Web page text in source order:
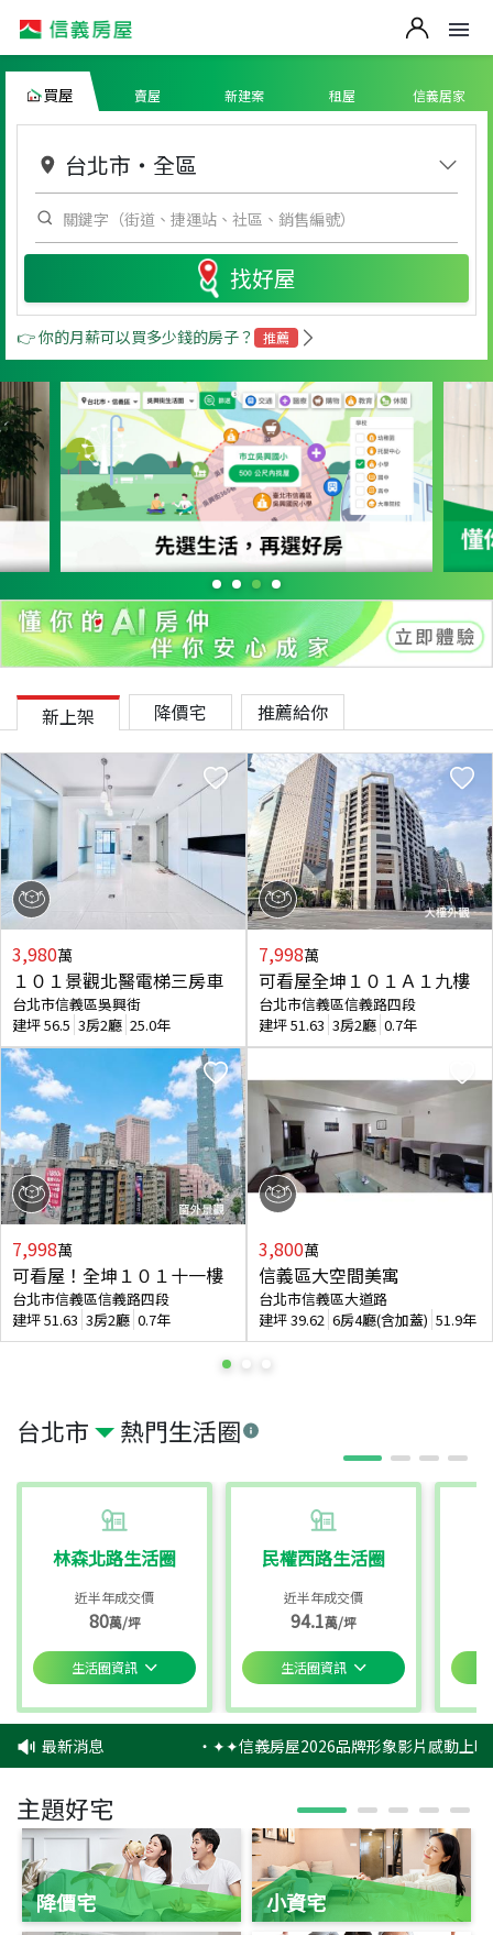
買屋 賣屋 新建案 租屋 信義居家
台北市 ・ 全區
找好屋
👉 你的月薪可以買多少錢的房子？ 推薦
台北市 熱門生活圈
林森北路生活圈
近半年成交價
80萬/坪
生活圈資訊
民權西路生活圈
近半年成交價
94.1萬/坪
生活圈資訊
新上架 降價宅 推薦給你
3,980萬
１０１景觀北醫電梯三房車
台北市信義區吳興街
建坪56.5 3房2廳 25.0年
7,998萬
可看屋！全坤１０１十一樓
台北市信義區信義路四段
建坪51.63 3房2廳 0.7年
7,998萬
可看屋全坤１０１Ａ１九樓
台北市信義區信義路四段
建坪51.63 3房2廳 0.7年
3,800萬
信義區大空間美寓
台北市信義區大道路
建坪39.62 6房4廳(含加蓋) 51.9年
最新消息 ‧✦✦信義房屋2026品牌形象影片感動上
主題好宅
降價宅 小資宅